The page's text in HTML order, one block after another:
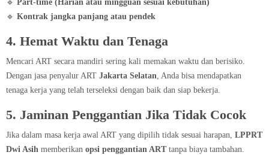
🔹 Part-time (Harian atau mingguan sesuai kebutuhan)
🔹 Kontrak jangka panjang atau pendek
4. Hemat Waktu dan Tenaga
Mencari ART secara mandiri sering kali memakan waktu dan berisiko.
Dengan jasa penyalur ART Jakarta Selatan, Anda bisa mendapatkan
tenaga kerja yang telah terseleksi dengan baik dan siap bekerja.
5. Jaminan Penggantian Jika Tidak Cocok
Jika dalam masa kerja awal ART yang dipilih tidak sesuai harapan, LPPRT
Dwi Asih memberikan opsi penggantian ART tanpa biaya tambahan.